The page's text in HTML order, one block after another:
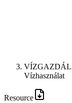
Vízhasználat
Resource